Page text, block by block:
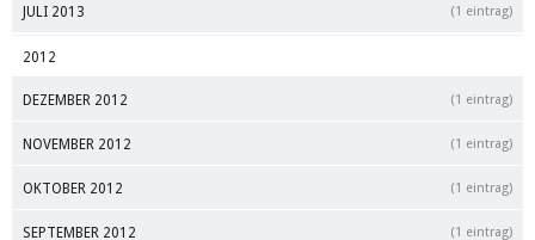
JULI 2013 (1 eintrag)
2012
DEZEMBER 2012 (1 eintrag)
NOVEMBER 2012 (1 eintrag)
OKTOBER 2012 (1 eintrag)
SEPTEMBER 2012 (1 eintrag)